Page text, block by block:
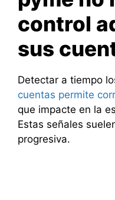
control
sus
Detectar a tiempo
cuentas permite
que impacte en la
Estas señales
progresiva.